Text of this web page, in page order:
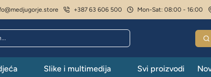
+387 63 606 500 Mon-Sat: 08:00 - 16:00
Slike i multimedija Svi proizvodi